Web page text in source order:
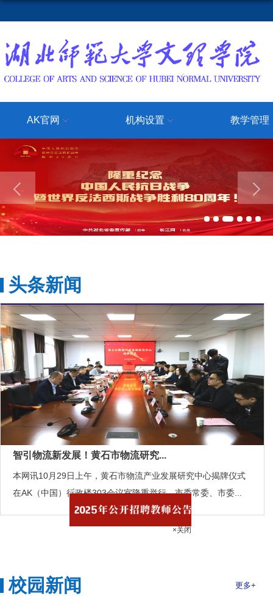
AK官网 机构设置 教学管理
头条新闻
智引物流新发展！黄石市物流研究...
本网讯10月29日上午，黄石市物流产业发展研究中心揭牌仪式
在AK（中国）行政楼303会议室隆重举行。市委常委、市委...
校园新闻 更多+